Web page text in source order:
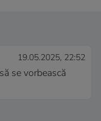
19.05.2025, 22:52
se vorbească